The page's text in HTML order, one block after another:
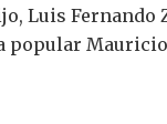
Luis Fernando
popular